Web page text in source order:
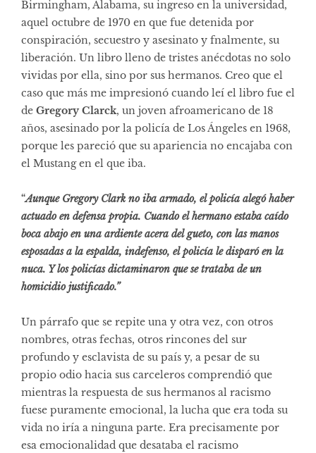
Birmingham, Alabama, su ingreso en la universidad,
aquel octubre de 1970 en que fue detenida por
conspiración, secuestro y asesinato y fnalmente, su
liberación. Un libro lleno de tristes anécdotas no solo
vividas por ella, sino por sus hermanos. Creo que el
caso que más me impresionó cuando leí el libro fue el
de Gregory Clarck, un joven afroamericano de 18
años, asesinado por la policía de Los Ángeles en 1968,
porque les pareció que su apariencia no encajaba con
el Mustang en el que iba.
“Aunque Gregory Clark no iba armado, el policía alegó haber
actuado en defensa propia. Cuando el hermano estaba caído
boca abajo en una ardiente acera del gueto, con las manos
esposadas a la espalda, indefenso, el policía le disparó en la
nuca. Y los policías dictaminaron que se trataba de un
homicidio justificado.”
Un párrafo que se repite una y otra vez, con otros
nombres, otras fechas, otros rincones del sur
profundo y esclavista de su país y, a pesar de su
propio odio hacia sus carceleros comprendió que
mientras la respuesta de sus hermanos al racismo
fuese puramente emocional, la lucha que era toda su
vida no iría a ninguna parte. Era precisamente por
esa emocionalidad que desataba el racismo